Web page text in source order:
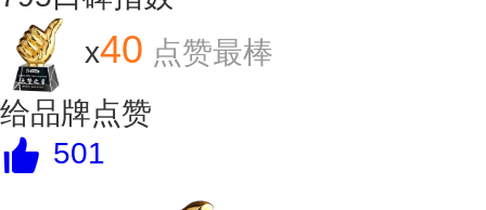
x40 点赞最棒
给品牌点赞
501